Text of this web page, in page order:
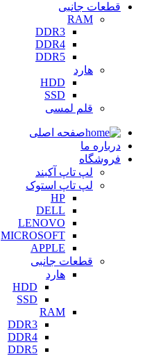
قطعات جانبی
RAM
DDR3
DDR4
DDR5
هارد
HDD
SSD
قلم لمسی
صفحه اصلی
درباره ما
فروشگاه
لپ تاپ آکبند
لپ تاپ استوک
HP
DELL
LENOVO
MICROSOFT
APPLE
قطعات جانبی
هارد
HDD
SSD
RAM
DDR3
DDR4
DDR5